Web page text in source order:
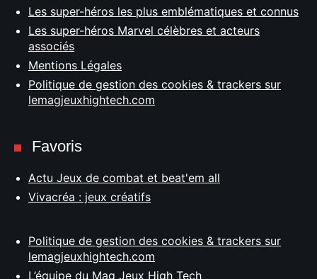
Les super-héros les plus emblématiques et connus
Les super-héros Marvel célèbres et acteurs
associés
Mentions Légales
Politique de gestion des cookies & trackers sur
lemagjeuxhightech.com
Favoris
Actu Jeux de combat et beat'em all
Vivacréa : jeux créatifs
Politique de gestion des cookies & trackers sur
lemagjeuxhightech.com
L’équipe du Mag Jeux High Tech